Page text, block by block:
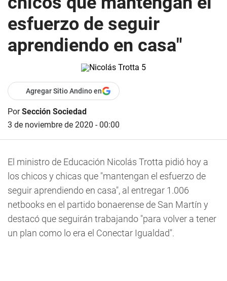
esfuerzo de seguir
aprendiendo en casa"
Agregar Sitio Andino en
PorSección Sociedad
3 de noviembre de 2020 - 00:00
El ministro de Educación Nicolás Trotta pidió hoy a
los chicos y chicas que "mantengan el esfuerzo de
seguir aprendiendo en casa", al entregar 1.006
netbooks en el partido bonaerense de San Martín y
destacó que seguirán trabajando "para volver a tener
un plan como lo era el Conectar Igualdad".